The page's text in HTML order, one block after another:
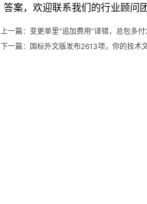
答案，欢迎联系我们的行业顾问团
上一篇： 变更单里“追加费用”译错，总包多
下一篇：
国标外文版发布2613项，你的技术